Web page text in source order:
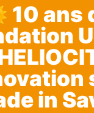
10 ans
in